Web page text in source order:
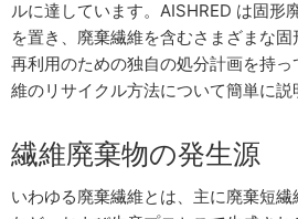
ルに達しています。AISHRED は固形
を置き、廃棄繊維を含むさまざまな
再利用のための独自の処分計画を持
維のリサイクル方法について簡単に説
繊維廃棄物の発生源
いわゆる廃棄繊維とは、主に廃棄短